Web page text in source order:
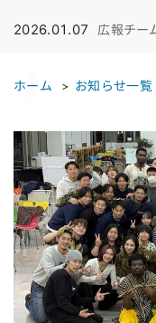
2026.01.07 広報チー
ホーム お知らせ一覧